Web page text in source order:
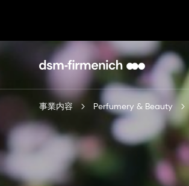
事業内容 Perfumery & Beauty